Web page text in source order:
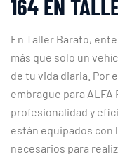
164 EN
En Taller Barato,
más que solo un
de tu vida diaria. Por
embrague para ALFA
profesionalidad y
están equipados con
necesarios para